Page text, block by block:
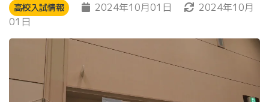
高校入試情報 2024年10月01日
2024年10月
01日